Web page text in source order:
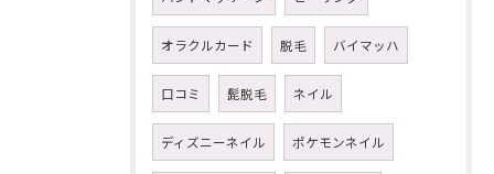
オラクルカード 脱毛 バイマッハ
口コミ 髭脱毛 ネイル
ディズニーネイル ポケモンネイル